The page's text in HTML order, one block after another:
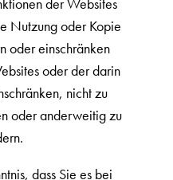
Nutzung oder Kopie
oder einschränken
oder der darin
nicht zu
oder anderweitig zu
dass Sie es bei